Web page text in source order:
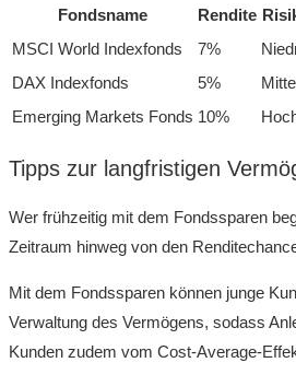
Fondsname Rendite
MSCI World Indexfonds
7%
DAX Indexfonds
5%
Emerging Markets Fonds 10%
Tipps zur langfristigen
Wer frühzeitig mit dem Fondssparen
Zeitraum hinweg von den
Mit dem Fondssparen können junge
Verwaltung des‌ Vermögens, sodass
Kunden zudem vom Cost-Average-